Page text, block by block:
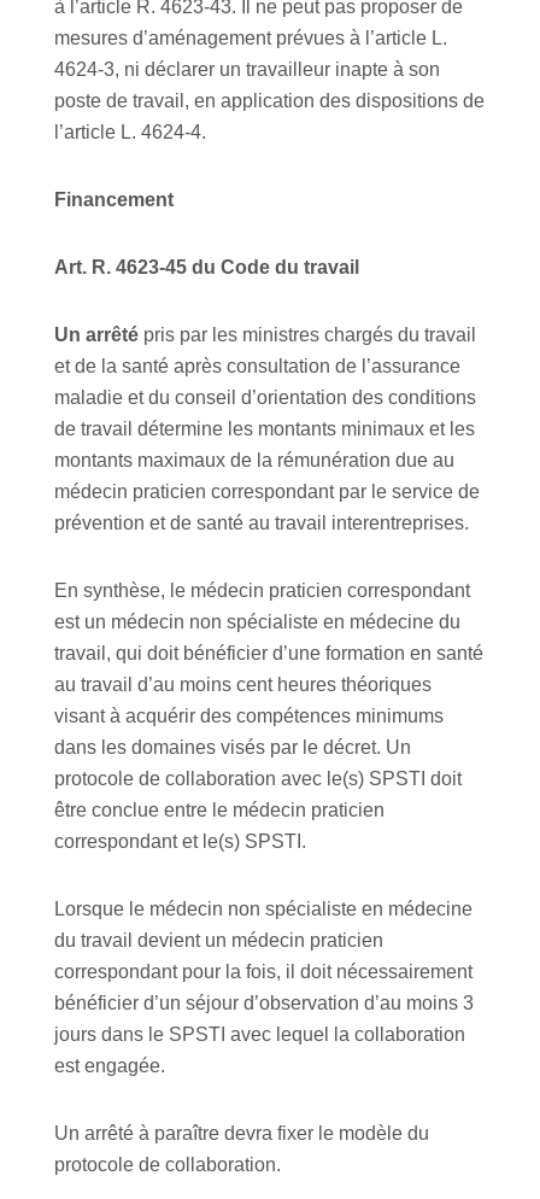
à l’article R. 4623-43. Il ne peut pas proposer de
mesures d’aménagement prévues à l’article L.
4624-3, ni déclarer un travailleur inapte à son
poste de travail, en application des dispositions de
l’article L. 4624-4.
Financement
Art. R. 4623-45 du Code du travail
Un arrêtépris par les ministres chargés du travail
et de la santé après consultation de l’assurance
maladie et du conseil d’orientation des conditions
de travail détermine les montants minimaux et les
montants maximaux de la rémunération due au
médecin praticien correspondant par le service de
prévention et de santé au travail interentreprises.
En synthèse, le médecin praticien correspondant
est un médecin non spécialiste en médecine du
travail, qui doit bénéficier d’une formation en santé
au travail d’au moins cent heures théoriques
visant à acquérir des compétences minimums
dans les domaines visés par le décret. Un
protocole de collaboration avec le(s) SPSTI doit
être conclue entre le médecin praticien
correspondant et le(s) SPSTI.
Lorsque le médecin non spécialiste en médecine
du travail devient un médecin praticien
correspondant pour la fois, il doit nécessairement
bénéficier d’un séjour d’observation d’au moins 3
jours dans le SPSTI avec lequel la collaboration
est engagée.
Un arrêté à paraître devra fixer le modèle du
protocole de collaboration.